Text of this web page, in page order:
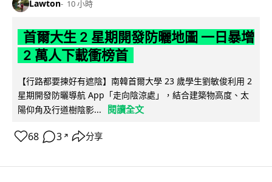
Lawton 10 小時
首爾大生 2 星期開發防曬地圖 一日暴增
2 萬人下載衝榜首
【行路都要揀好有遮陰】南韓首爾大學 23 歲學生劉敏俊利用 2
星期開發防曬導航 App「走向陰涼處」，結合建築物高度、太
陽仰角及行道樹陰影...
閱讀全文
68 3 ↗ 分享